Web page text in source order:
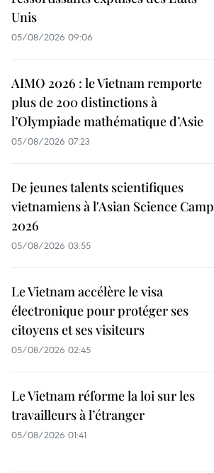
Unis
05/08/2026 09:06
AIMO 2026 : le Vietnam remporte
plus de 200 distinctions à
l’Olympiade mathématique d’Asie
05/08/2026 07:23
De jeunes talents scientifiques
vietnamiens à l'Asian Science Camp
2026
05/08/2026 03:55
Le Vietnam accélère le visa
électronique pour protéger ses
citoyens et ses visiteurs
05/08/2026 02:45
Le Vietnam réforme la loi sur les
travailleurs à l’étranger
05/08/2026 01:41